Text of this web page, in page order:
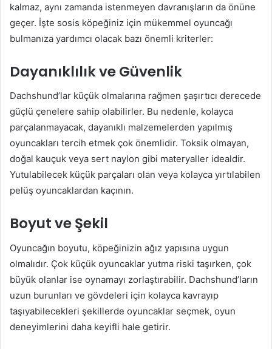
kalmaz, aynı zamanda istenmeyen davranışların da önüne
geçer. İşte sosis köpeğiniz için mükemmel oyuncağı
bulmanıza yardımcı olacak bazı önemli kriterler:
Dayanıklılık ve Güvenlik
Dachshund’lar küçük olmalarına rağmen şaşırtıcı derecede
güçlü çenelere sahip olabilirler. Bu nedenle, kolayca
parçalanmayacak, dayanıklı malzemelerden yapılmış
oyuncakları tercih etmek çok önemlidir. Toksik olmayan,
doğal kauçuk veya sert naylon gibi materyaller idealdir.
Yutulabilecek küçük parçaları olan veya kolayca yırtılabilen
pelüş oyuncaklardan kaçının.
Boyut ve Şekil
Oyuncağın boyutu, köpeğinizin ağız yapısına uygun
olmalıdır. Çok küçük oyuncaklar yutma riski taşırken, çok
büyük olanlar ise oynamayı zorlaştırabilir. Dachshund’ların
uzun burunları ve gövdeleri için kolayca kavrayıp
taşıyabilecekleri şekillerde oyuncaklar seçmek, oyun
deneyimlerini daha keyifli hale getirir.